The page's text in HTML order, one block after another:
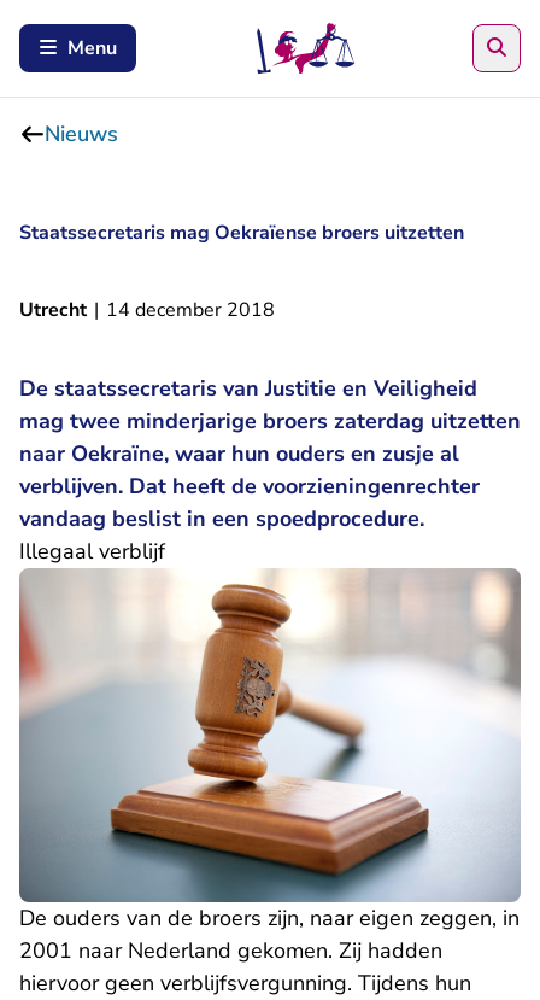
Menu
Nieuws
Staatssecretaris mag Oekraïense broers uitzetten
Utrecht | 14 december 2018
De staatssecretaris van Justitie en Veiligheid
mag twee minderjarige broers zaterdag uitzetten
naar Oekraïne, waar hun ouders en zusje al
verblijven. Dat heeft de voorzieningenrechter
vandaag beslist in een spoedprocedure.
Illegaal verblijf
De ouders van de broers zijn, naar eigen zeggen, in
2001 naar Nederland gekomen. Zij hadden
hiervoor geen verblijfsvergunning. Tijdens hun